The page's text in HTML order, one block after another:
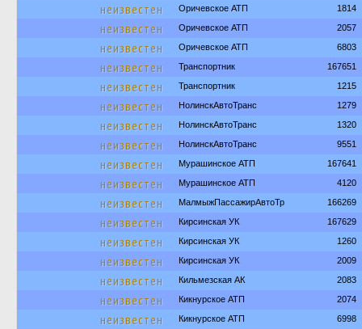
неизвестен Оричевское АТП 1814
неизвестен Оричевское АТП 2057
неизвестен Оричевское АТП 6803
неизвестен Транспортник 167651
неизвестен Транспортник 1215
неизвестен НолинскАвтоТранс 1279
неизвестен НолинскАвтоТранс 1320
неизвестен НолинскАвтоТранс 9551
неизвестен Мурашинское АТП 167641
неизвестен Мурашинское АТП 4120
неизвестен МалмыжПассажирАвтоТр 166269
неизвестен Кирсинская УК 167629
неизвестен Кирсинская УК 1260
неизвестен Кирсинская УК 2009
неизвестен Кильмезская АК 2083
неизвестен Кикнурское АТП 2074
неизвестен Кикнурское АТП 6998